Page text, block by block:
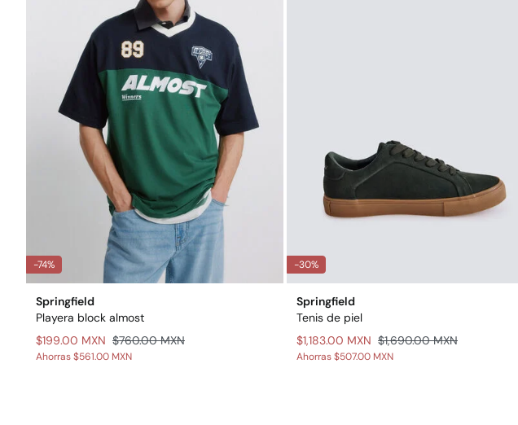
-74%
Springfield
Playera block almost
$199.00 MXN $760.00 MXN
Ahorras$561.00 MXN
-30%
Springfield
Tenis de piel
$1,183.00 MXN $1,690.00 MXN
Ahorras$507.00 MXN